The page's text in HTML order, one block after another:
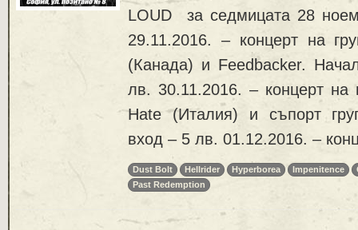
LOUD за седмицата 28
29.11.2016. – концерт на
(Канада) и Feedbacker.
лв. 30.11.2016. – концерт на
Hate (Италия) и съпорт
вход – 5 лв. 01.12.2016. –
Dust Bolt Hellrider Hyperborea Impenitence
Past Redemption